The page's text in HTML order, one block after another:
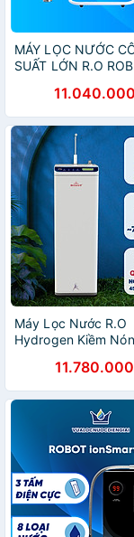
MÁY LỌC NƯỚC
SUẤT LỚN R.O
Máy Lọc Nước R.O
Hydrogen Kiềm
Plus-9 - Hàng Chính